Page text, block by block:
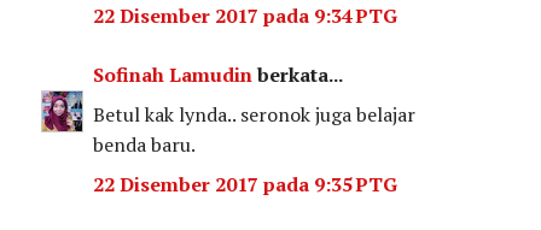
22 Disember 2017 pada 9:34 PTG
Sofinah Lamudinberkata...
Betul kak lynda.. seronok juga belajar
benda baru.
22 Disember 2017 pada 9:35 PTG